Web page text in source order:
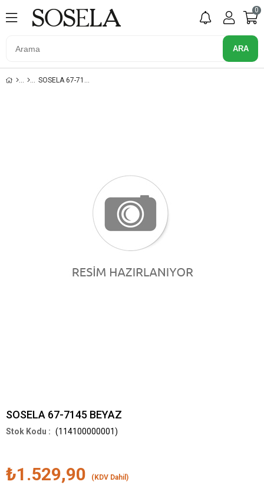
0
SOSELA 67-7145 BEYAZ
SOSELA 67-7145 BEYAZ
(114100000001)
₺1.529,90 (KDV Dahil)